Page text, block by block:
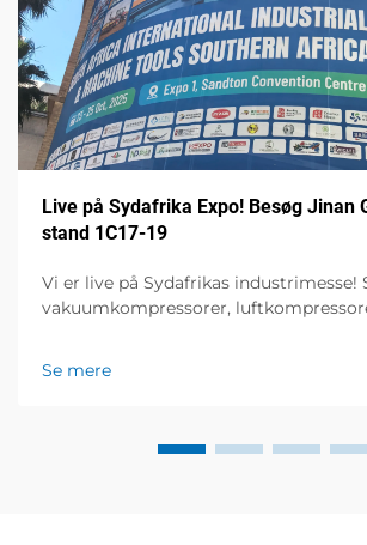
Live på Sydafrika Expo! Besøg Jinan
stand 1C17-19
Vi er live på Sydafrikas industrimesse!
vakuumkompressorer,
spændingsstabilisatorer i aktion. Besøg
Se mere